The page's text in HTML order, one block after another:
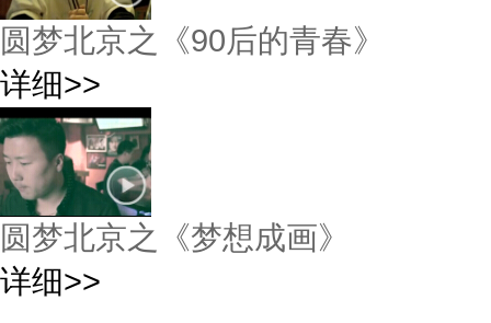
圆梦北京之《90后的青春》
详细>>
圆梦北京之《梦想成画》
详细>>